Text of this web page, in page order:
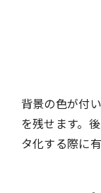
背景の色が付
を残せます。
タ化する際に有